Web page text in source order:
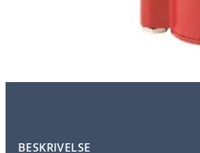
BESKRIVELSE